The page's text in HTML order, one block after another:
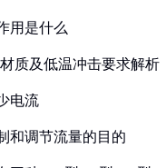
用是什么
质及低温冲击要求解析
电流
和调节流量的目的